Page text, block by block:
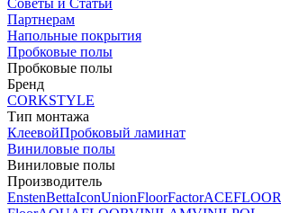
Советы и Статьи
Партнерам
Напольные покрытия
Пробковые полы
Пробковые полы
Бренд
CORKSTYLE
Тип монтажа
КлеевойПробковый ламинат
Виниловые полы
Виниловые полы
Производитель
EnstenBettaIconUnionFloorFactorACEFLOOR